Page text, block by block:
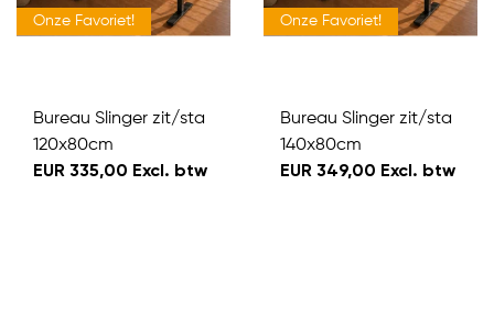
Onze Favoriet!
Bureau Slinger zit/sta
120x80cm
EUR 335,00 Excl. btw
Onze Favoriet!
Bureau Slinger zit/sta
140x80cm
EUR 349,00 Excl. btw